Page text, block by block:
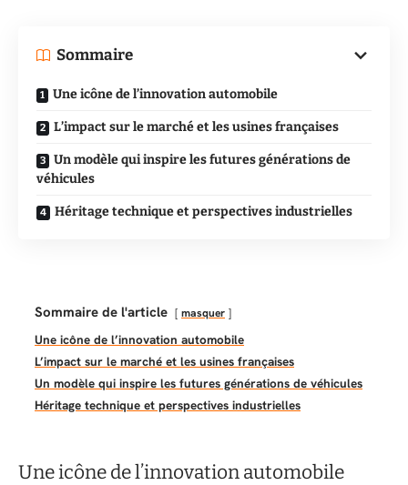
Sommaire
Une icône de l’innovation automobile
L’impact sur le marché et les usines françaises
Un modèle qui inspire les futures générations de
véhicules
Héritage technique et perspectives industrielles
Sommaire de l'article masquer
Une icône de l’innovation automobile
L’impact sur le marché et les usines françaises
Un modèle qui inspire les futures générations de véhicules
Héritage technique et perspectives industrielles
Une icône de l’innovation automobile